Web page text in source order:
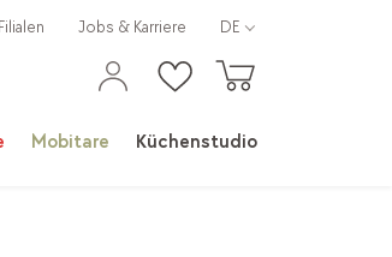
Mobitare Küchenstudio
Filialen Jobs & Karriere DE